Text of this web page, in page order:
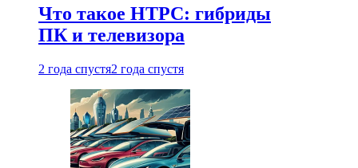
Что такое HTPC: гибриды
ПК и телевизора
2 года спустя2 года спустя